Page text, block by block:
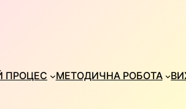
ПРОЦЕС МЕТОДИЧНА РОБОТА